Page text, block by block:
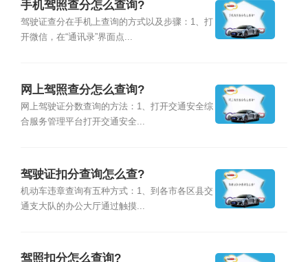
手机驾照查分怎么查询?
驾驶证查分在手机上查询的方式以及步骤：1、打
开微信，在“通讯录”界面点...
网上驾照查分怎么查询?
网上驾驶证分数查询的方法：1、打开交通安全综
合服务管理平台打开交通安全...
驾驶证扣分查询怎么查?
机动车违章查询有五种方式：1、到各市各区县交
通支大队的办公大厅通过触摸...
驾照扣分怎么查询?